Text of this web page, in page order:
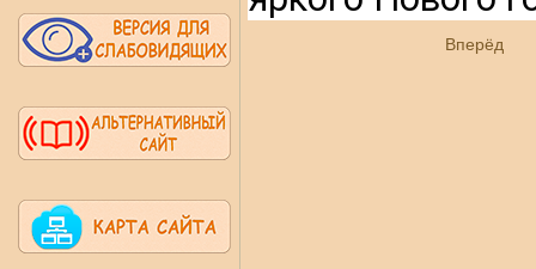
Вперёд